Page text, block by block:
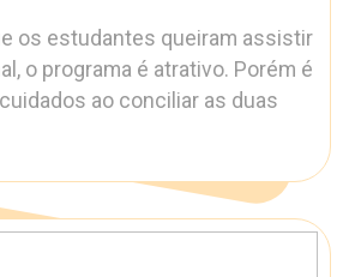
os estudantes queiram assistir
o programa é atrativo. Porém é
ao conciliar as duas